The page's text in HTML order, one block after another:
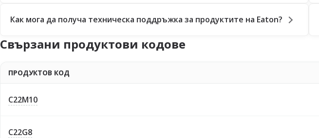
Как мога да получа техническа поддръжка за продуктите на Eaton?
Свързани продуктови кодове
ПРОДУКТОВ КОД
C22M10
C22G8